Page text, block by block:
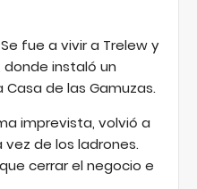
fue a vivir a Trelew y
instaló un
de las Gamuzas.
imprevista, volvió a
de los ladrones.
cerrar el negocio e